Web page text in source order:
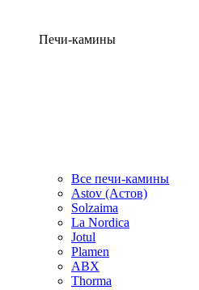
Печи-камины
Все печи-камины
Astov (Астов)
Solzaima
La Nordica
Jotul
Plamen
ABX
Thorma